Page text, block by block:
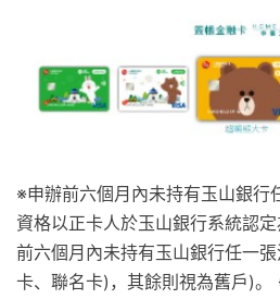
※申辦前六個月內未持有玉山銀行
資格以正卡人於玉山銀行系統認
前六個月內未持有玉山銀行任一
卡、聯名卡)，其餘則視為舊戶)